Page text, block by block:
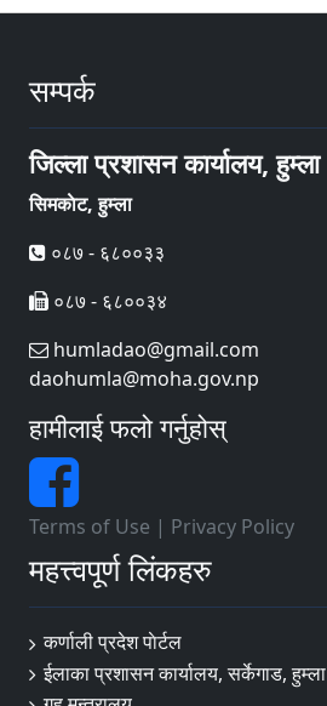
सम्पर्क
जिल्ला प्रशासन कार्यालय, हुम्ला
सिमकाेट, हुम्ला
०८७ - ६८००३३
०८७ - ६८००३४
humladao@gmail.com
daohumla@moha.gov.np
हामीलाई फलो गर्नुहोस्
Terms of Use | Privacy Policy
महत्त्वपूर्ण लिंकहरु
कर्णाली प्रदेश पाेर्टल
ईलाका प्रशासन कार्यालय, सर्केगाड, हुम्ला